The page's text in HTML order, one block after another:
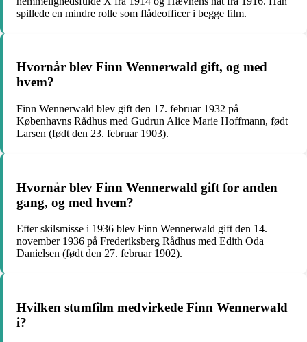
spillede en mindre rolle som flådeofficer i begge film.
Hvornår blev Finn Wennerwald gift, og med
hvem?
Finn Wennerwald blev gift den 17. februar 1932 på
Københavns Rådhus med Gudrun Alice Marie Hoffmann, født
Larsen (født den 23. februar 1903).
Hvornår blev Finn Wennerwald gift for anden
gang, og med hvem?
Efter skilsmisse i 1936 blev Finn Wennerwald gift den 14.
november 1936 på Frederiksberg Rådhus med Edith Oda
Danielsen (født den 27. februar 1902).
Hvilken stumfilm medvirkede Finn Wennerwald
i?